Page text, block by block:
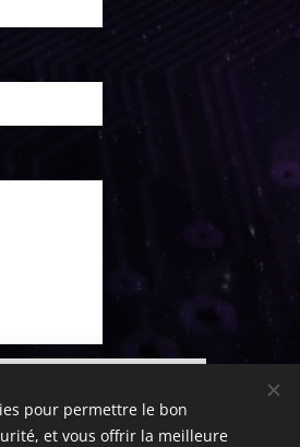
pour permettre le bon
et vous offrir la meilleure